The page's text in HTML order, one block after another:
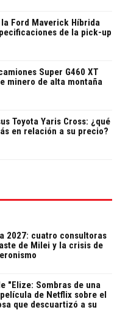
Ford Maverick Híbrida
de la pick-up
Super G460 XT
minero de alta montaña
Toyota Yaris Cross: ¿qué
en relación a su precio?
2027: cuatro consultoras
de Milei y la crisis de
"Elize: Sombras de una
de Netflix sobre el
que descuartizó a su